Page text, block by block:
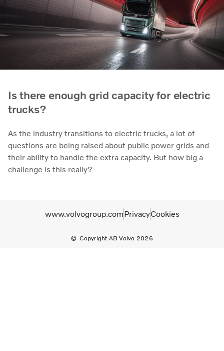
Is there enough grid capacity for electric
trucks?
As the industry transitions to electric trucks, a lot of
questions are being raised about public power grids and
their ability to handle the extra capacity. But how big a
challenge is this really?
Copyright AB Volvo 2026
www.volvogroup.comPrivacyCookies